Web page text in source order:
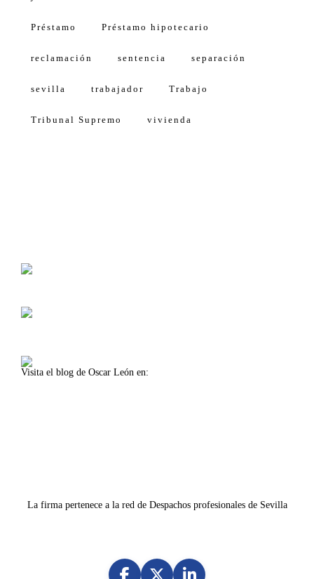
Préstamo Préstamo hipotecario
reclamación sentencia separación
sevilla trabajador Trabajo
Tribunal Supremo vivienda
Visita el blog de Oscar León en:
La firma pertenece a la red de Despachos profesionales de Sevilla